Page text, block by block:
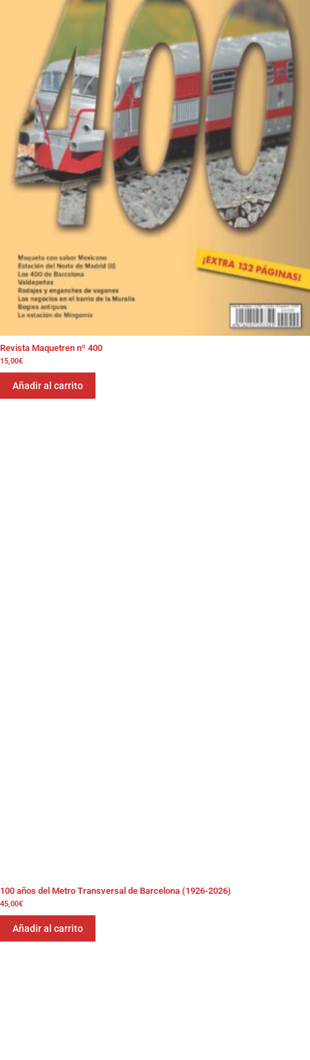
Revista Maquetren nº 400
15,00€
Añadir al carrito
100 años del Metro Transversal de Barcelona (1926-2026)
45,00€
Añadir al carrito